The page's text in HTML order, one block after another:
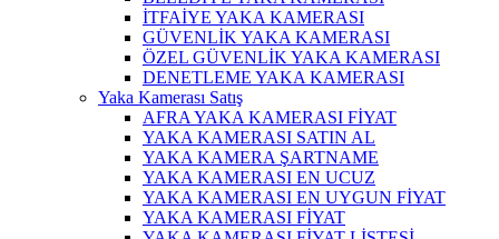
İTFAİYE YAKA KAMERASI
GÜVENLİK YAKA KAMERASI
ÖZEL GÜVENLİK YAKA KAMERASI
DENETLEME YAKA KAMERASI
Yaka Kamerası Satış
AFRA YAKA KAMERASI FİYAT
YAKA KAMERASI SATIN AL
YAKA KAMERA ŞARTNAME
YAKA KAMERASI EN UCUZ
YAKA KAMERASI EN UYGUN FİYAT
YAKA KAMERASI FİYAT